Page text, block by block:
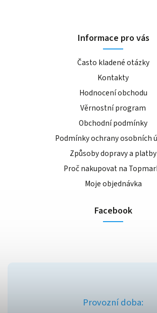
Informace pro vás
Často kladené otázky
Kontakty
Hodnocení obchodu
Věrnostní program
Obchodní podmínky
Podmínky ochrany osobních
Způsoby dopravy a platby
Proč nakupovat na
Moje objednávka
Facebook